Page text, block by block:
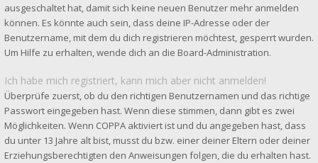
ausgeschaltet hat, damit sich keine neuen Benutzer mehr anmelden
können. Es könnte auch sein, dass deine IP-Adresse oder der
Benutzername, mit dem du dich registrieren möchtest, gesperrt wurden.
Um Hilfe zu erhalten, wende dich an die Board-Administration.
Ich habe mich registriert, kann mich aber nicht anmelden!
Überprüfe zuerst, ob du den richtigen Benutzernamen und das richtige
Passwort eingegeben hast. Wenn diese stimmen, dann gibt es zwei
Möglichkeiten. Wenn COPPA aktiviert ist und du angegeben hast, dass
du unter 13 Jahre alt bist, musst du bzw. einer deiner Eltern oder deiner
Erziehungsberechtigten den Anweisungen folgen, die du erhalten hast.